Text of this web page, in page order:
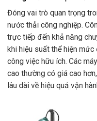
Đóng vai trò quan trọng
nước thải công nghiệp.
trực tiếp đến khả năng
khi hiệu suất thể hiện
công việc hữu ích. Các
cao thường có giá cao
lâu dài về hiệu quả vận